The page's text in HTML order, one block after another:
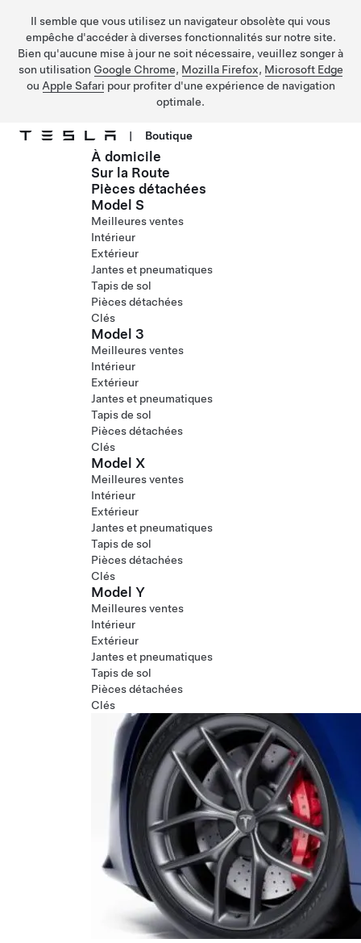
Il semble que vous utilisez un navigateur obsolète qui vous
empêche d'accéder à diverses fonctionnalités sur notre site.
Bien qu'aucune mise à jour ne soit nécessaire, veuillez songer à
son utilisation Google Chrome, Mozilla Firefox, Microsoft Edge
ou Apple Safari pour profiter d'une expérience de navigation
optimale.
Passer au contenu principal
| Boutique
À domicile
Sur la Route
Pièces détachées
Model S
Meilleures ventes
Intérieur
Extérieur
Jantes et pneumatiques
Tapis de sol
Pièces détachées
Clés
Model 3
Meilleures ventes
Intérieur
Extérieur
Jantes et pneumatiques
Tapis de sol
Pièces détachées
Clés
Model X
Meilleures ventes
Intérieur
Extérieur
Jantes et pneumatiques
Tapis de sol
Pièces détachées
Clés
Model Y
Meilleures ventes
Intérieur
Extérieur
Jantes et pneumatiques
Tapis de sol
Pièces détachées
Clés